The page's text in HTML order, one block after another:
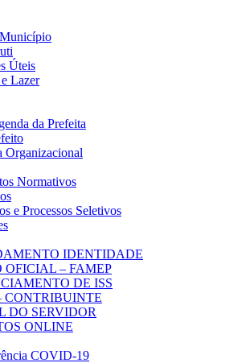
Úteis
Lazer
da Prefeita
Organizacional
Normativos
e Processos Seletivos
IDENTIDADE
OFICIAL – FAMEP
DE ISS
CONTRIBUINTE
DO SERVIDOR
ONLINE
COVID-19